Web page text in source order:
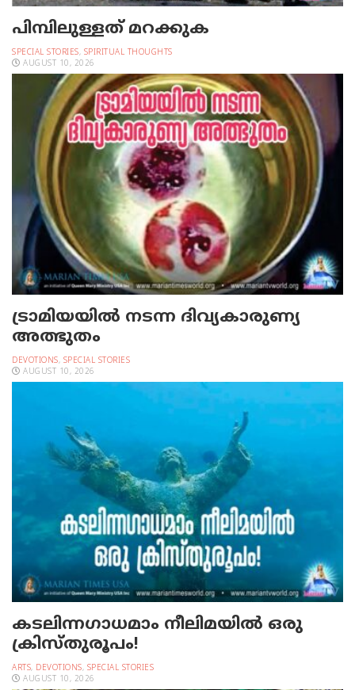
പിമ്പിലുള്ളത് മറക്കുക
SPECIAL STORIES, SPIRITUAL THOUGHTS
AUGUST 10, 2026
ട്രാമിയയില്‍ നടന്ന ദിവ്യകാരുണ്യ
അത്ഭുതം
DEVOTIONS, SPECIAL STORIES
AUGUST 10, 2026
കടലിന്നഗാധമാം നീലിമയില്‍ ഒരു
ക്രിസ്തുരൂപം!
ARTS, DEVOTIONS, SPECIAL STORIES
AUGUST 10, 2026